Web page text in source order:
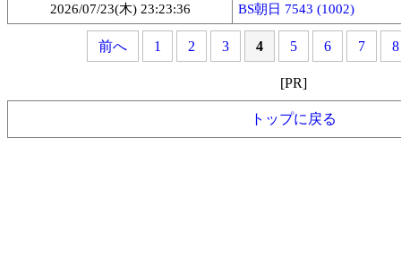
2026/07/23(木) 23:23:36
BS朝日 7543 (1002)
前へ 1 2 3 4 5 6 7 8
[PR]
トップに戻る